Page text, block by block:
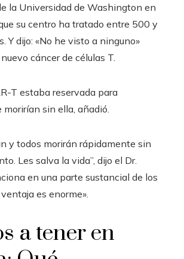
la Universidad de Washington en
su centro ha tratado entre 500 y
Y dijo: «No he visto a ninguno»
cáncer de células T.
T estaba reservada para
sin ella, añadió.
y todos morirán rápidamente sin
Les salva la vida”, dijo el Dr.
en una parte sustancial de los
es enorme».
a tener en